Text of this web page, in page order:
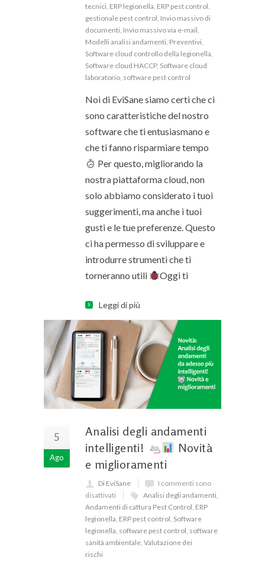
tecnici, ERP legionella, ERP pest control,
gestionale pest control, Invio massivo di
documenti, Invio massivo via e-mail,
Modelli analisi andamenti, Preventivi,
Software cloud controllo della legionella,
Software cloud HACCP, Software cloud
laboratorio, software pest control
Noi di EviSane siamo certi che ci
sono caratteristiche del nostro
software che ti entusiasmano e
che ti fanno risparmiare tempo
Per questo, migliorando la
nostra piattaforma cloud, non
solo abbiamo considerato i tuoi
suggerimenti, ma anche i tuoi
gusti e le tue preferenze. Questo
ci ha permesso di sviluppare e
introdurre strumenti che ti
torneranno utili
Oggi ti
Leggi di più
5
Ago
Analisi degli andamenti
intelligenti!
Novità
e miglioramenti
Di EviSane
I commenti sono
disattivati
Analisi degli andamenti,
Andamenti di cattura Pest Control, ERP
legionella, ERP pest control, Software
legionella, software pest control, software
sanità ambientale, Valutazione dei
rischi